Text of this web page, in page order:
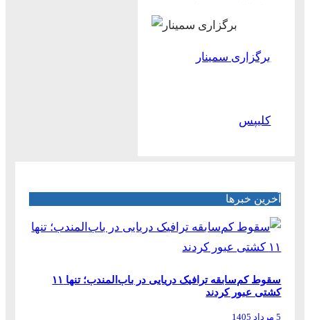
برگزاری سمینار
کلیپس
آخرین خبرها
سقوط کم‌سابقه ترافیک دریایی در باب‌المندب؛ تنها ۱۱
کشتی عبور کردند
5 مرداد 1405